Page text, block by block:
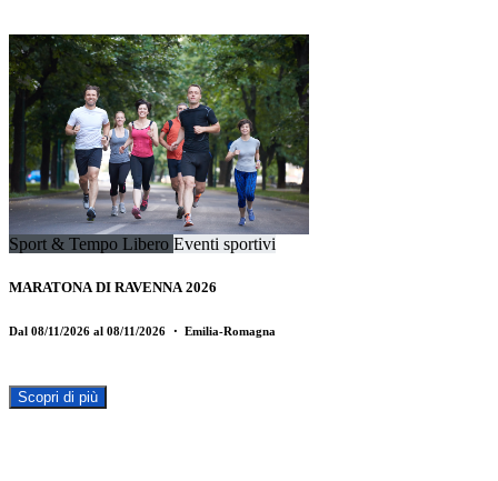
Sport & Tempo Libero Eventi sportivi
MARATONA DI RAVENNA 2026
Dal 08/11/2026 al 08/11/2026 ・ Emilia-Romagna
Scopri di più